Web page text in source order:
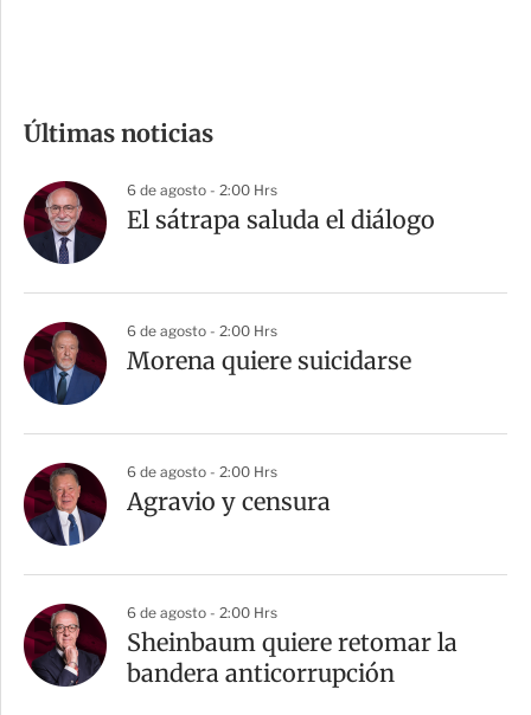
p
a
r
t
Últimas noticias
6 de agosto - 2:00 Hrs
El sátrapa saluda el diálogo
6 de agosto - 2:00 Hrs
Morena quiere suicidarse
6 de agosto - 2:00 Hrs
Agravio y censura
6 de agosto - 2:00 Hrs
Sheinbaum quiere retomar la
bandera anticorrupción